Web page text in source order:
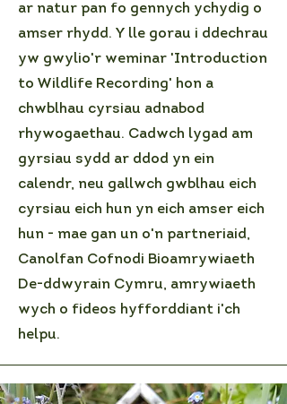
ar natur pan fo gennych ychydig o
amser rhydd. Y lle gorau i ddechrau
yw gwylio'r weminar 'Introduction
to Wildlife Recording' hon a
chwblhau cyrsiau adnabod
rhywogaethau. Cadwch lygad am
gyrsiau sydd ar ddod yn ein
calendr, neu gallwch gwblhau eich
cyrsiau eich hun yn eich amser eich
hun - mae gan un o'n partneriaid,
Canolfan Cofnodi Bioamrywiaeth
De-ddwyrain Cymru, amrywiaeth
wych o fideos hyfforddiant i'ch
helpu.